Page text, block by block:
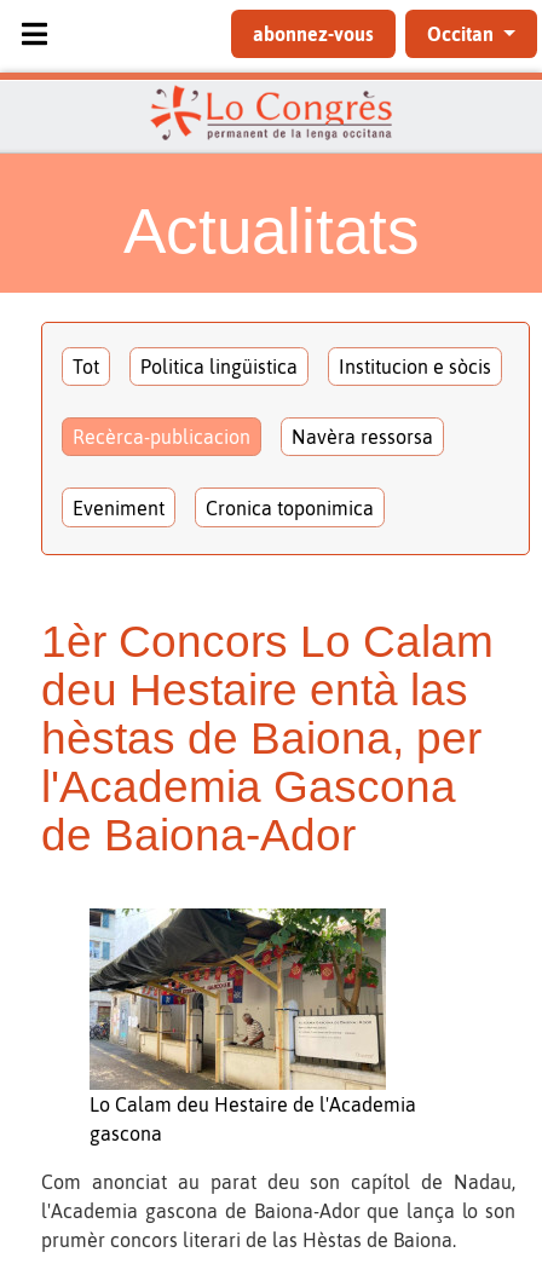
Sélectionnez votre langue
abonnez-vous Occitan
Actualitats
Tot Politica lingüistica Institucion e sòcis
Recèrca-publicacion Navèra ressorsa
Eveniment Cronica toponimica
1èr Concors Lo Calam
deu Hestaire entà las
hèstas de Baiona, per
l'Academia Gascona
de Baiona-Ador
Lo Calam deu Hestaire de l'Academia
gascona
Com anonciat au parat deu son capítol de Nadau,
l'Academia gascona de Baiona-Ador que lança lo son
prumèr concors literari de las Hèstas de Baiona.